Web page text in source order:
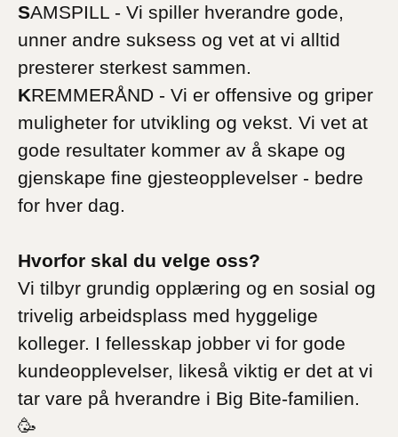
SAMSPILL - Vi spiller hverandre gode,
unner andre suksess og vet at vi alltid
presterer sterkest sammen.
KREMMERÅND - Vi er offensive og griper
muligheter for utvikling og vekst. Vi vet at
gode resultater kommer av å skape og
gjenskape fine gjesteopplevelser - bedre
for hver dag.
Hvorfor skal du velge oss?
Vi tilbyr grundig opplæring og en sosial og
trivelig arbeidsplass med hyggelige
kolleger. I fellesskap jobber vi for gode
kundeopplevelser, likeså viktig er det at vi
tar vare på hverandre i Big Bite-familien.
🥳